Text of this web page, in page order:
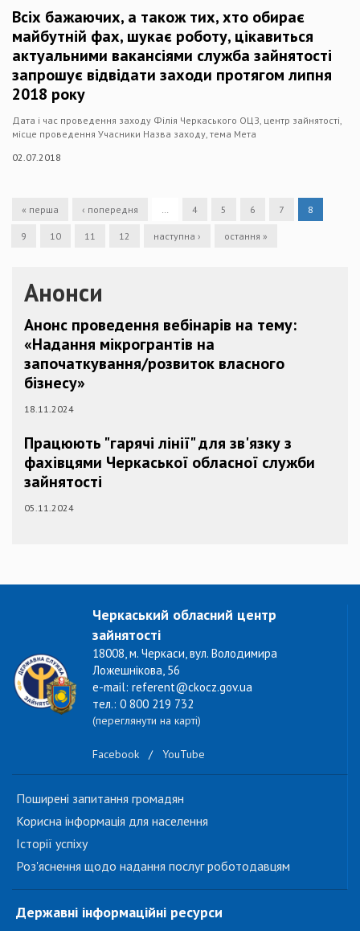
Всіх бажаючих, а також тих, хто обирає
майбутній фах, шукає роботу, цікавиться
актуальними вакансіями служба зайнятості
запрошує відвідати заходи протягом липня
2018 року
Дата і час проведення заходу Філія Черкаського ОЦЗ, центр зайнятості,
місце проведення Учасники Назва заходу, тема Мета
02.07.2018
« перша ‹ попередня 4 5 6 7 8
9 10 11 12 наступна › остання »
Анонси
Анонс проведення вебінарів на тему:
«Надання мікрогрантів на
започаткування/розвиток власного
бізнесу»
18.11.2024
Працюють "гарячі лінії" для зв'язку з
фахівцями Черкаської обласної служби
зайнятості
05.11.2024
Черкаський обласний центр
зайнятості
18008, м. Черкаси, вул. Володимира
Ложешнікова, 56
e-mail: referent@ckocz.gov.ua
тел.: 0 800 219 732
(переглянути на карті)
Facebook / YouTube
Поширені запитання громадян
Корисна інформація для населення
Історії успіху
Роз'яснення щодо надання послуг роботодавцям
Державні інформаційні ресурси